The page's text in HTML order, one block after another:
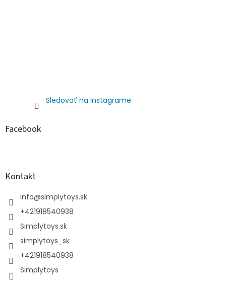
Sledovať na Instagrame
Facebook
Kontakt
info@simplytoys.sk
+421918540938
Simplytoys.sk
simplytoys_sk
+421918540938
Simplytoys